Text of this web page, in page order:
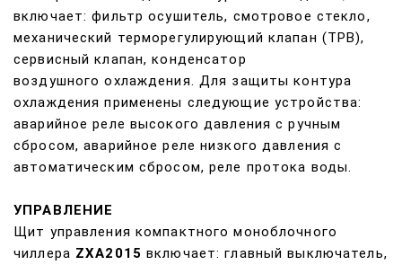
включает: фильтр осушитель, смотровое стекло,
механический терморегулирующий клапан (ТРВ),
сервисный клапан, конденсатор
воздушного охлаждения. Для защиты контура
охлаждения применены следующие устройства:
аварийное реле высокого давления с ручным
сбросом, аварийное реле низкого давления с
автоматическим сбросом, реле протока воды.
УПРАВЛЕНИЕ
Щит управления компактного моноблочного
чиллера ZXA2015 включает: главный выключатель,